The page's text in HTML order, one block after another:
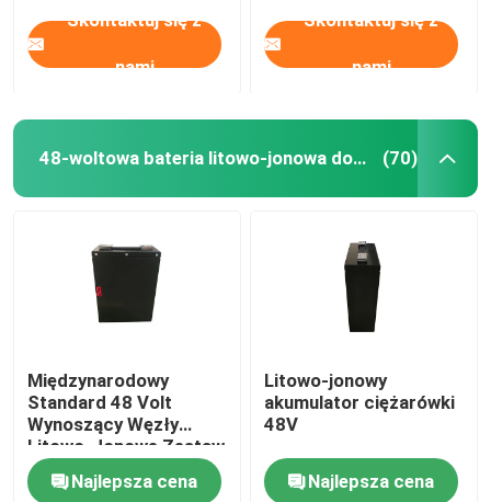
Skontaktuj się z
nami
Skontaktuj się z
nami
48-woltowa bateria litowo-jonowa do wózka widłowego (70)
Międzynarodowy
Standard 48 Volt
Wynoszący Węzły
Litowo-Jonowe Zestaw
Akumulacji Dostawcy
51.2V 12AH
Najlepsza cena
Litowo-jonowy
akumulator ciężarówki
48V
Najlepsza cena